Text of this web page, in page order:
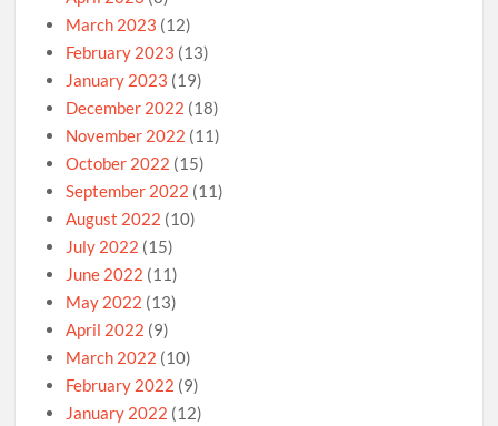
March 2023 (12)
February 2023 (13)
January 2023 (19)
December 2022 (18)
November 2022 (11)
October 2022 (15)
September 2022 (11)
August 2022 (10)
July 2022 (15)
June 2022 (11)
May 2022 (13)
April 2022 (9)
March 2022 (10)
February 2022 (9)
January 2022 (12)